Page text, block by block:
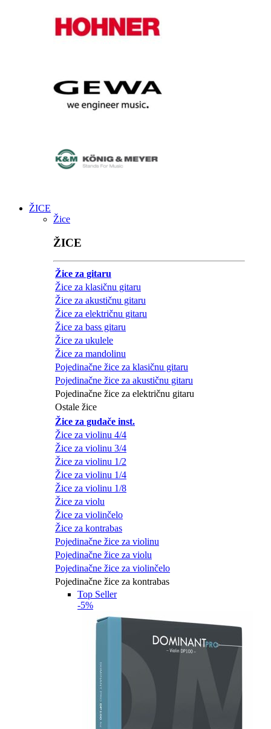
ŽICE
Žice
ŽICE
Žice za gitaru
Žice za klasičnu gitaru
Žice za akustičnu gitaru
Žice za električnu gitaru
Žice za bass gitaru
Žice za ukulele
Žice za mandolinu
Pojedinačne žice za klasičnu gitaru
Pojedinačne žice za akustičnu gitaru
Pojedinačne žice za električnu gitaru
Ostale žice
Žice za gudače inst.
Žice za violinu 4/4
Žice za violinu 3/4
Žice za violinu 1/2
Žice za violinu 1/4
Žice za violinu 1/8
Žice za violu
Žice za violinčelo
Žice za kontrabas
Pojedinačne žice za violinu
Pojedinačne žice za violu
Pojedinačne žice za violinčelo
Pojedinačne žice za kontrabas
Top Seller
-5%